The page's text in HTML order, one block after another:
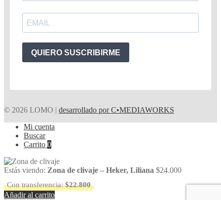
QUIERO SUSCRIBIRME
© 2026 LOMO | desarrollado por C•MEDIAWORKS
Mi cuenta
Buscar
Carrito 0
Estás viendo: Zona de clivaje – Heker, Liliana $24.000
Con transferencia:$22.800
Añadir al carrito